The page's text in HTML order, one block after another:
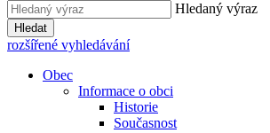
Hledaný výraz
Hledat
rozšířené vyhledávání
Obec
Informace o obci
Historie
Současnost